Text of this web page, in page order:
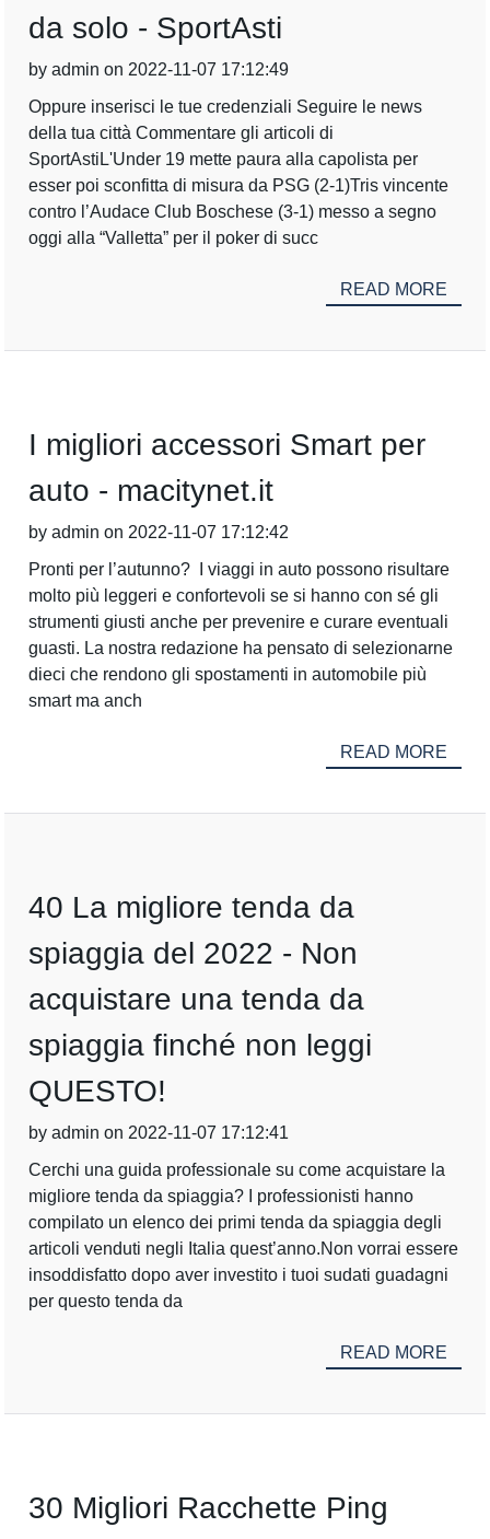
da solo - SportAsti
by admin on 2022-11-07 17:12:49
Oppure inserisci le tue credenziali Seguire le news
della tua città Commentare gli articoli di
SportAstiL'Under 19 mette paura alla capolista per
esser poi sconfitta di misura da PSG (2-1)Tris vincente
contro l’Audace Club Boschese (3-1) messo a segno
oggi alla “Valletta” per il poker di succ
READ MORE
I migliori accessori Smart per
auto - macitynet.it
by admin on 2022-11-07 17:12:42
Pronti per l’autunno? I viaggi in auto possono risultare
molto più leggeri e confortevoli se si hanno con sé gli
strumenti giusti anche per prevenire e curare eventuali
guasti. La nostra redazione ha pensato di selezionarne
dieci che rendono gli spostamenti in automobile più
smart ma anch
READ MORE
40 La migliore tenda da
spiaggia del 2022 - Non
acquistare una tenda da
spiaggia finché non leggi
QUESTO!
by admin on 2022-11-07 17:12:41
Cerchi una guida professionale su come acquistare la
migliore tenda da spiaggia? I professionisti hanno
compilato un elenco dei primi tenda da spiaggia degli
articoli venduti negli Italia quest’anno.Non vorrai essere
insoddisfatto dopo aver investito i tuoi sudati guadagni
per questo tenda da
READ MORE
30 Migliori Racchette Ping